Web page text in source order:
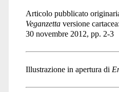
Articolo pubblicato
Veganzettaversione
30 novembre 2012, pp. 2-3
Illustrazione in apertura di